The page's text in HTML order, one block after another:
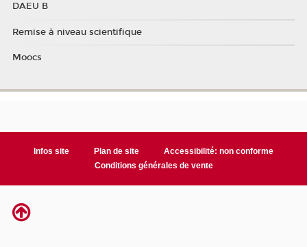
DAEU B
Remise à niveau scientifique
Moocs
Infos site Plan de site
Accessibilité: non conforme
Conditions générales de vente